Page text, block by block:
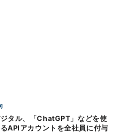
タル、「ChatGPT」などを使
APIアカウントを全社員に付与